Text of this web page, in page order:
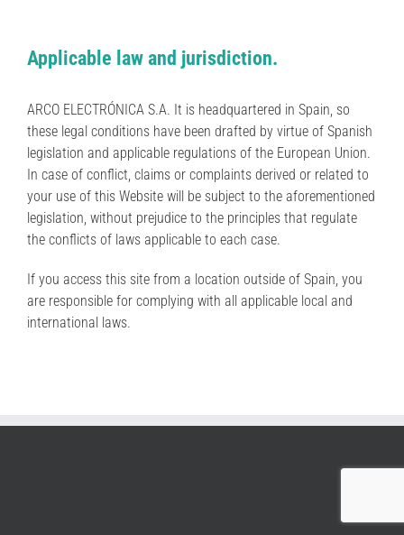
Applicable law and jurisdiction.
ARCO ELECTRÓNICA S.A. It is headquartered in Spain, so
these legal conditions have been drafted by virtue of Spanish
legislation and applicable regulations of the European Union.
In case of conflict, claims or complaints derived or related to
your use of this Website will be subject to the aforementioned
legislation, without prejudice to the principles that regulate
the conflicts of laws applicable to each case.
If you access this site from a location outside of Spain, you
are responsible for complying with all applicable local and
international laws.